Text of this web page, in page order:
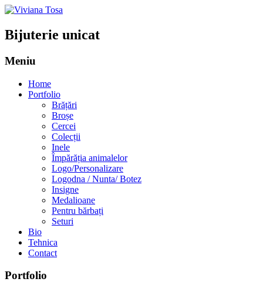
Bijuterie unicat
Meniu
Home
Portfolio
Brățări
Broșe
Cercei
Colecții
Inele
Împărăția animalelor
Logo/Personalizare
Logodna / Nunta/ Botez
Insigne
Medalioane
Pentru bărbați
Seturi
Bio
Tehnica
Contact
Portfolio